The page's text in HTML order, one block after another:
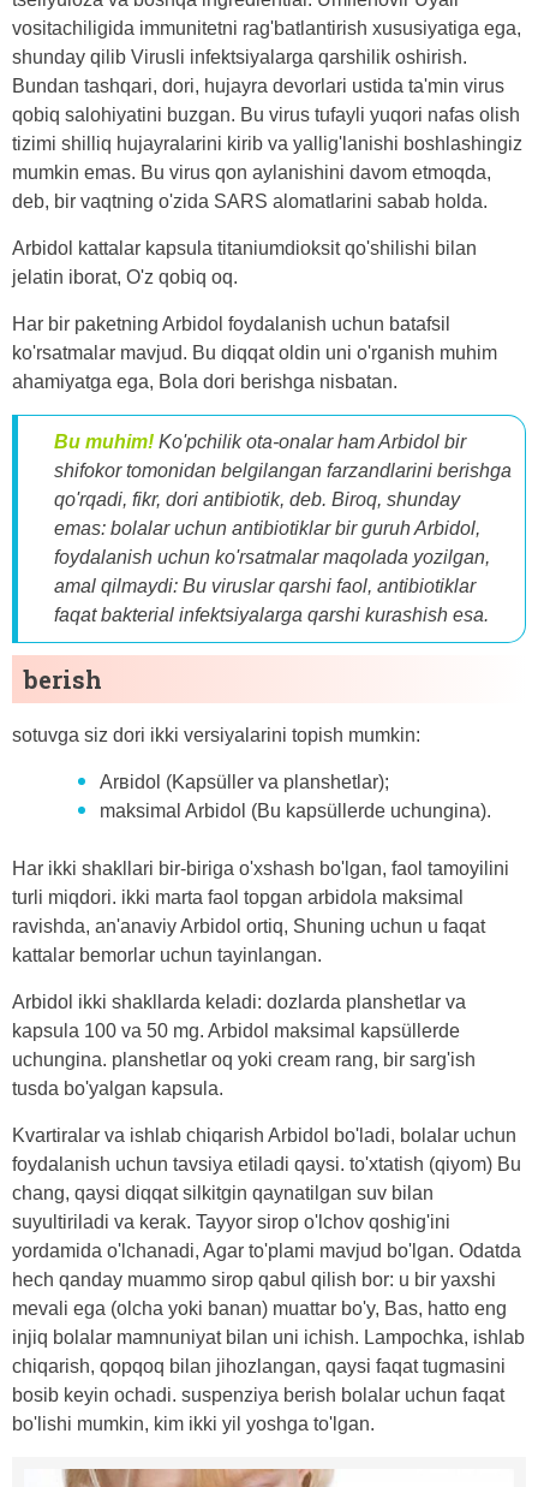
vositachiligida immunitetni rag'batlantirish xususiyatiga ega,
shunday qilib Virusli infektsiyalarga qarshilik oshirish.
Bundan tashqari, dori, hujayra devorlari ustida ta'min virus
qobiq salohiyatini buzgan. Bu virus tufayli yuqori nafas olish
tizimi shilliq hujayralarini kirib va ​​yallig'lanishi boshlashingiz
mumkin emas. Bu virus qon aylanishini davom etmoqda,
deb, bir vaqtning o'zida SARS alomatlarini sabab holda.
Arbidol kattalar kapsula titaniumdioksit qo'shilishi bilan
jelatin iborat, O'z qobiq oq.
Har bir paketning Arbidol foydalanish uchun batafsil
ko'rsatmalar mavjud. Bu diqqat oldin uni o'rganish muhim
ahamiyatga ega, Bola dori berishga nisbatan.
Bu muhim! Ko'pchilik ota-onalar ham Arbidol bir
shifokor tomonidan belgilangan farzandlarini berishga
qo'rqadi, fikr, dori antibiotik, deb. Biroq, shunday
emas: bolalar uchun antibiotiklar bir guruh Arbidol,
foydalanish uchun ko'rsatmalar maqolada yozilgan,
amal qilmaydi: Bu viruslar qarshi faol, antibiotiklar
faqat bakterial infektsiyalarga qarshi kurashish esa.
berish
sotuvga siz dori ikki versiyalarini topish mumkin:
Arʙidol (Kapsüller va planshetlar);
maksimal Arbidol (Bu kapsüllerde uchungina).
Har ikki shakllari bir-biriga o'xshash bo'lgan, faol tamoyilini
turli miqdori. ikki marta faol topgan arbidola maksimal
ravishda, an'anaviy Arbidol ortiq, Shuning uchun u faqat
kattalar bemorlar uchun tayinlangan.
Arbidol ikki shakllarda keladi: dozlarda planshetlar va
kapsula 100 va 50 mg. Arbidol maksimal kapsüllerde
uchungina. planshetlar oq yoki cream rang, bir sarg'ish
tusda bo'yalgan kapsula.
Kvartiralar va ishlab chiqarish Arbidol bo'ladi, bolalar uchun
foydalanish uchun tavsiya etiladi qaysi. to'xtatish (qiyom) Bu
chang, qaysi diqqat silkitgin qaynatilgan suv bilan
suyultiriladi va kerak. Tayyor sirop o'lchov qoshig'ini
yordamida o'lchanadi, Agar to'plami mavjud bo'lgan. Odatda
hech qanday muammo sirop qabul qilish bor: u bir yaxshi
mevali ega (olcha yoki banan) muattar bo'y, Bas, hatto eng
injiq bolalar mamnuniyat bilan uni ichish. Lampochka, ishlab
chiqarish, qopqoq bilan jihozlangan, qaysi faqat tugmasini
bosib keyin ochadi. suspenziya berish bolalar uchun faqat
bo'lishi mumkin, kim ikki yil yoshga to'lgan.